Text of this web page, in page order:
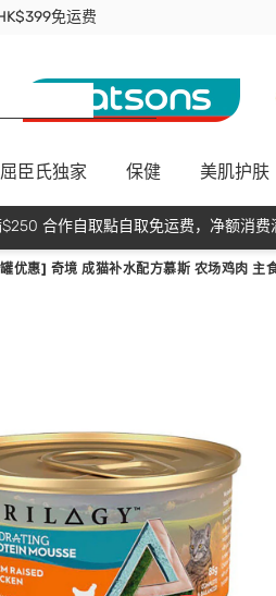
免运费
尽享独家优惠
输入 NEWAPP 即减$50
屈臣氏独家 保健 美肌护肤
合作自取點自取免运费，净额消费
优惠] 奇境 成猫补水配方慕斯 农场鸡肉